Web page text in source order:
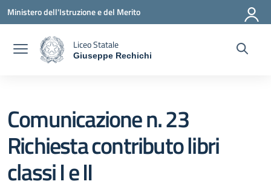
Vai ai contenuti
Vai al menu di navigazione
Vai al footer
Ministero dell'Istruzione e del Merito
Liceo Statale
Giuseppe Rechichi
Comunicazione n. 23
Richiesta contributo libri
classi I e II